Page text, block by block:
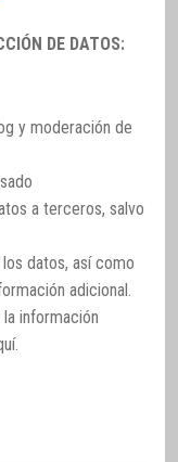
DE DATOS:
y moderación de
a terceros, salvo
datos, así como
adicional.
información
.